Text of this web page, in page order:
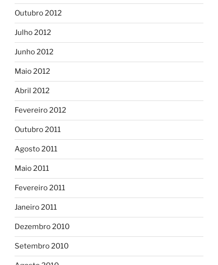
Outubro 2012
Julho 2012
Junho 2012
Maio 2012
Abril 2012
Fevereiro 2012
Outubro 2011
Agosto 2011
Maio 2011
Fevereiro 2011
Janeiro 2011
Dezembro 2010
Setembro 2010